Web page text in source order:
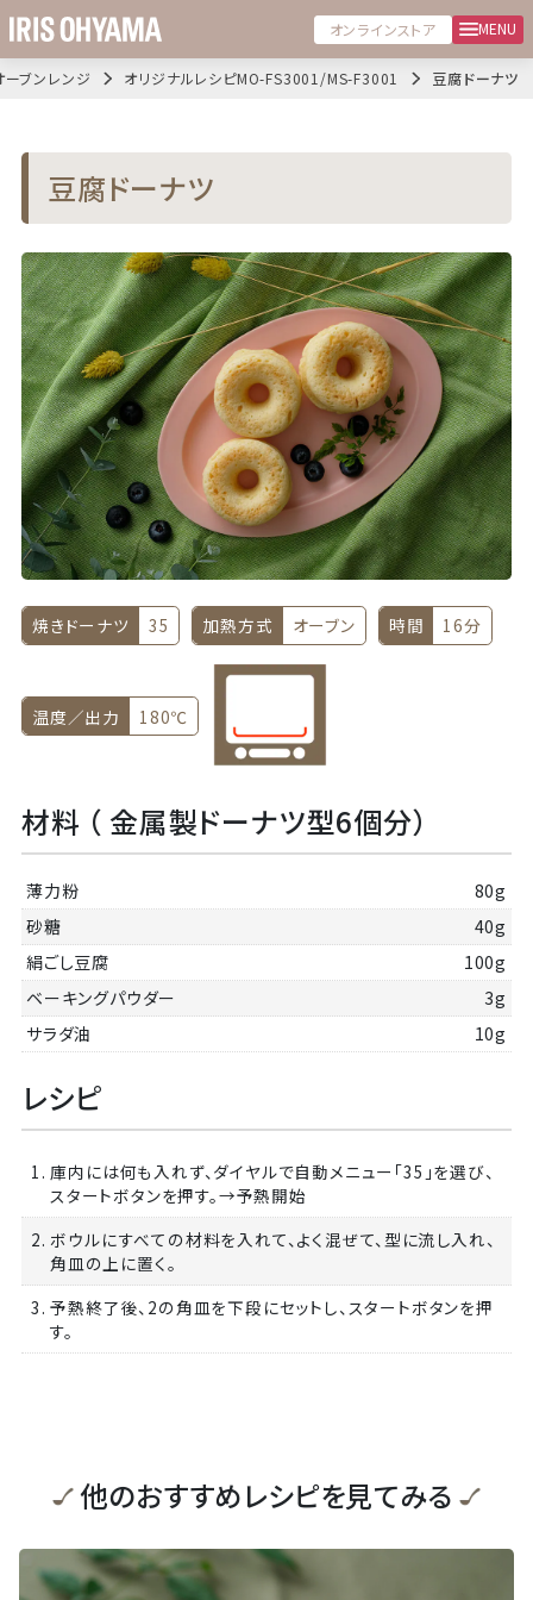
オンラインストア MENU
ーブンレンジ オリジナルレシピMO-FS3001/MS-F3001 豆腐ドーナツ
豆腐ドーナツ
焼きドーナツ 35 加熱方式 オーブン 時間 16分
温度／出力 180℃
材料 （ 金属製ドーナツ型6個分）
薄力粉
80g
砂糖
40g
絹ごし豆腐
100g
ベーキングパウダー
3g
サラダ油
10g
レシピ
1. 庫内には何も入れず、ダイヤルで自動メニュー「35」を選び、
スタートボタンを押す。→予熱開始
2. ボウルにすべての材料を入れて、よく混ぜて、型に流し入れ、
角皿の上に置く。
3. 予熱終了後、2の角皿を下段にセットし、スタートボタンを押
す。
他のおすすめレシピを見てみる